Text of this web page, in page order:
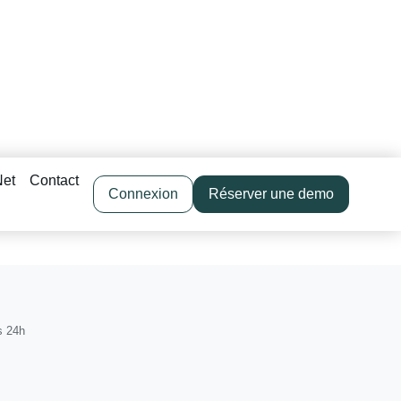
Contact
Connexion
Réserver une demo
24h